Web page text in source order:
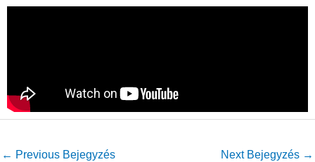
← Previous Bejegyzés Next Bejegyzés →